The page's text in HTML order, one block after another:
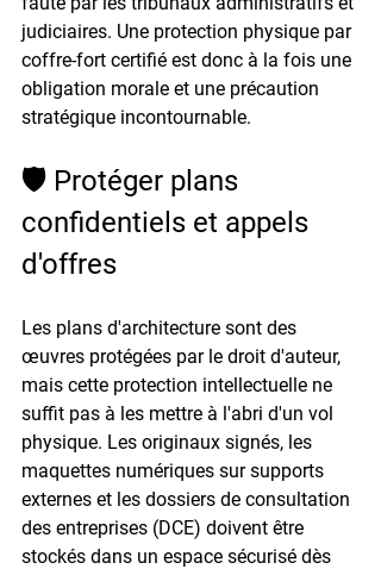
judiciaires. Une protection physique par
coffre-fort certifié est donc à la fois une
obligation morale et une précaution
stratégique incontournable.
🛡️ Protéger plans
confidentiels et appels
d'offres
Les plans d'architecture sont des
œuvres protégées par le droit d'auteur,
mais cette protection intellectuelle ne
suffit pas à les mettre à l'abri d'un vol
physique. Les originaux signés, les
maquettes numériques sur supports
externes et les dossiers de consultation
des entreprises (DCE) doivent être
stockés dans un espace sécurisé dès